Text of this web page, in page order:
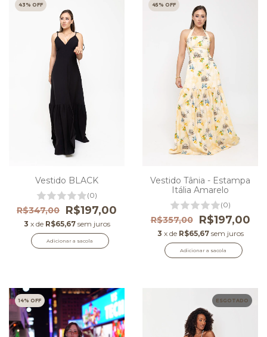
43 % OFF
Vestido BLACK
(0)
R$347,00 R$197,00
3 x de R$65,67 sem juros
Adicionar a sacola
45 % OFF
Vestido Tânia - Estampa
Itália Amarelo
(0)
R$357,00 R$197,00
3 x de R$65,67 sem juros
Adicionar a sacola
14% OFF ESGOTADO